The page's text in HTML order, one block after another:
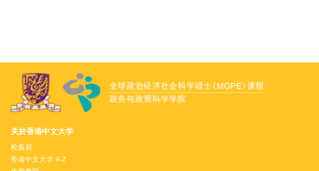
关於香港中文大学
检索易
香港中文大学 A-Z